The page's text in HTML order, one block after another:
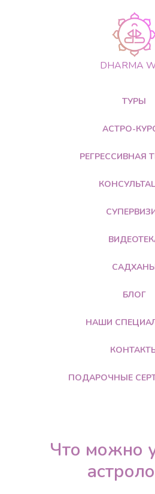
DHARMA
ТУРЫ
АСТРО-
РЕГРЕССИВНАЯ
БЛОГ
НАШИ
ПОДАРОЧНЫЕ
Что можно